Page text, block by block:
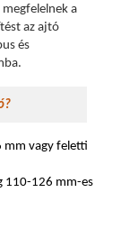
a
az ajtó
és
mm vagy feletti
110-126 mm-es